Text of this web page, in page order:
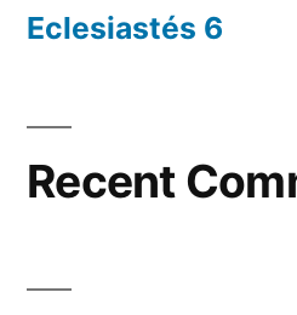
Eclesiastés 6
Recent